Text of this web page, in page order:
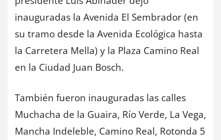
inauguradas la Avenida El Sembrador (en
su tramo desde la Avenida Ecológica hasta
la Carretera Mella) y la Plaza Camino Real
en la Ciudad Juan Bosch.
También fueron inauguradas las calles
Muchacha de la Guaira, Río Verde, La Vega,
Mancha Indeleble, Camino Real, Rotonda 5